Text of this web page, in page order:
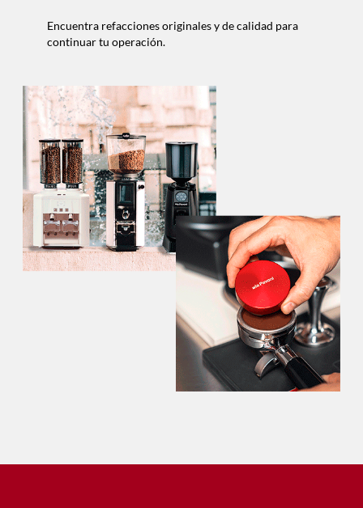
Encuentra refacciones originales y de calidad para
continuar tu operación.